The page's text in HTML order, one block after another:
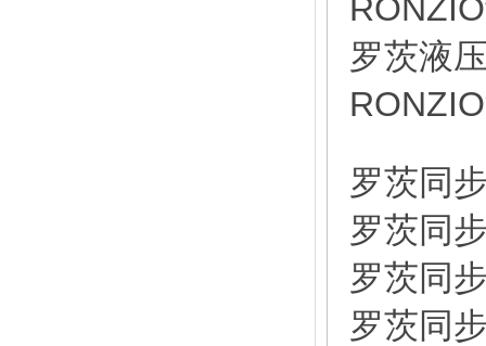
罗茨液
罗茨同
罗茨同
罗茨同
罗茨同